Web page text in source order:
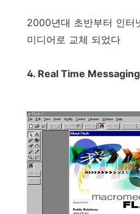
2000년대 초반부터 인터
미디어로 교체 되었다
4. Real Time